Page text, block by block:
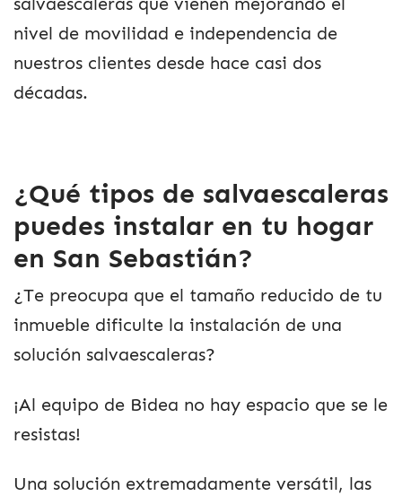
nivel de movilidad e independencia de
nuestros clientes desde hace casi dos
décadas.
¿Qué tipos de salvaescaleras
puedes instalar en tu hogar
en San Sebastián?
¿Te preocupa que el tamaño reducido de tu
inmueble dificulte la instalación de una
solución salvaescaleras?
¡Al equipo de Bidea no hay espacio que se le
resistas!
Una solución extremadamente versátil, las